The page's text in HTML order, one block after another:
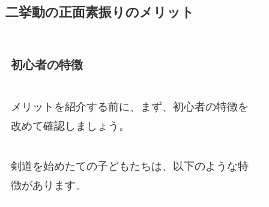
二挙動の正面素振りのメリット
初心者の特徴
メリットを紹介する前に、まず、初心者の特徴を
改めて確認しましょう。
剣道を始めたての子どもたちは、以下のような特
徴があります。